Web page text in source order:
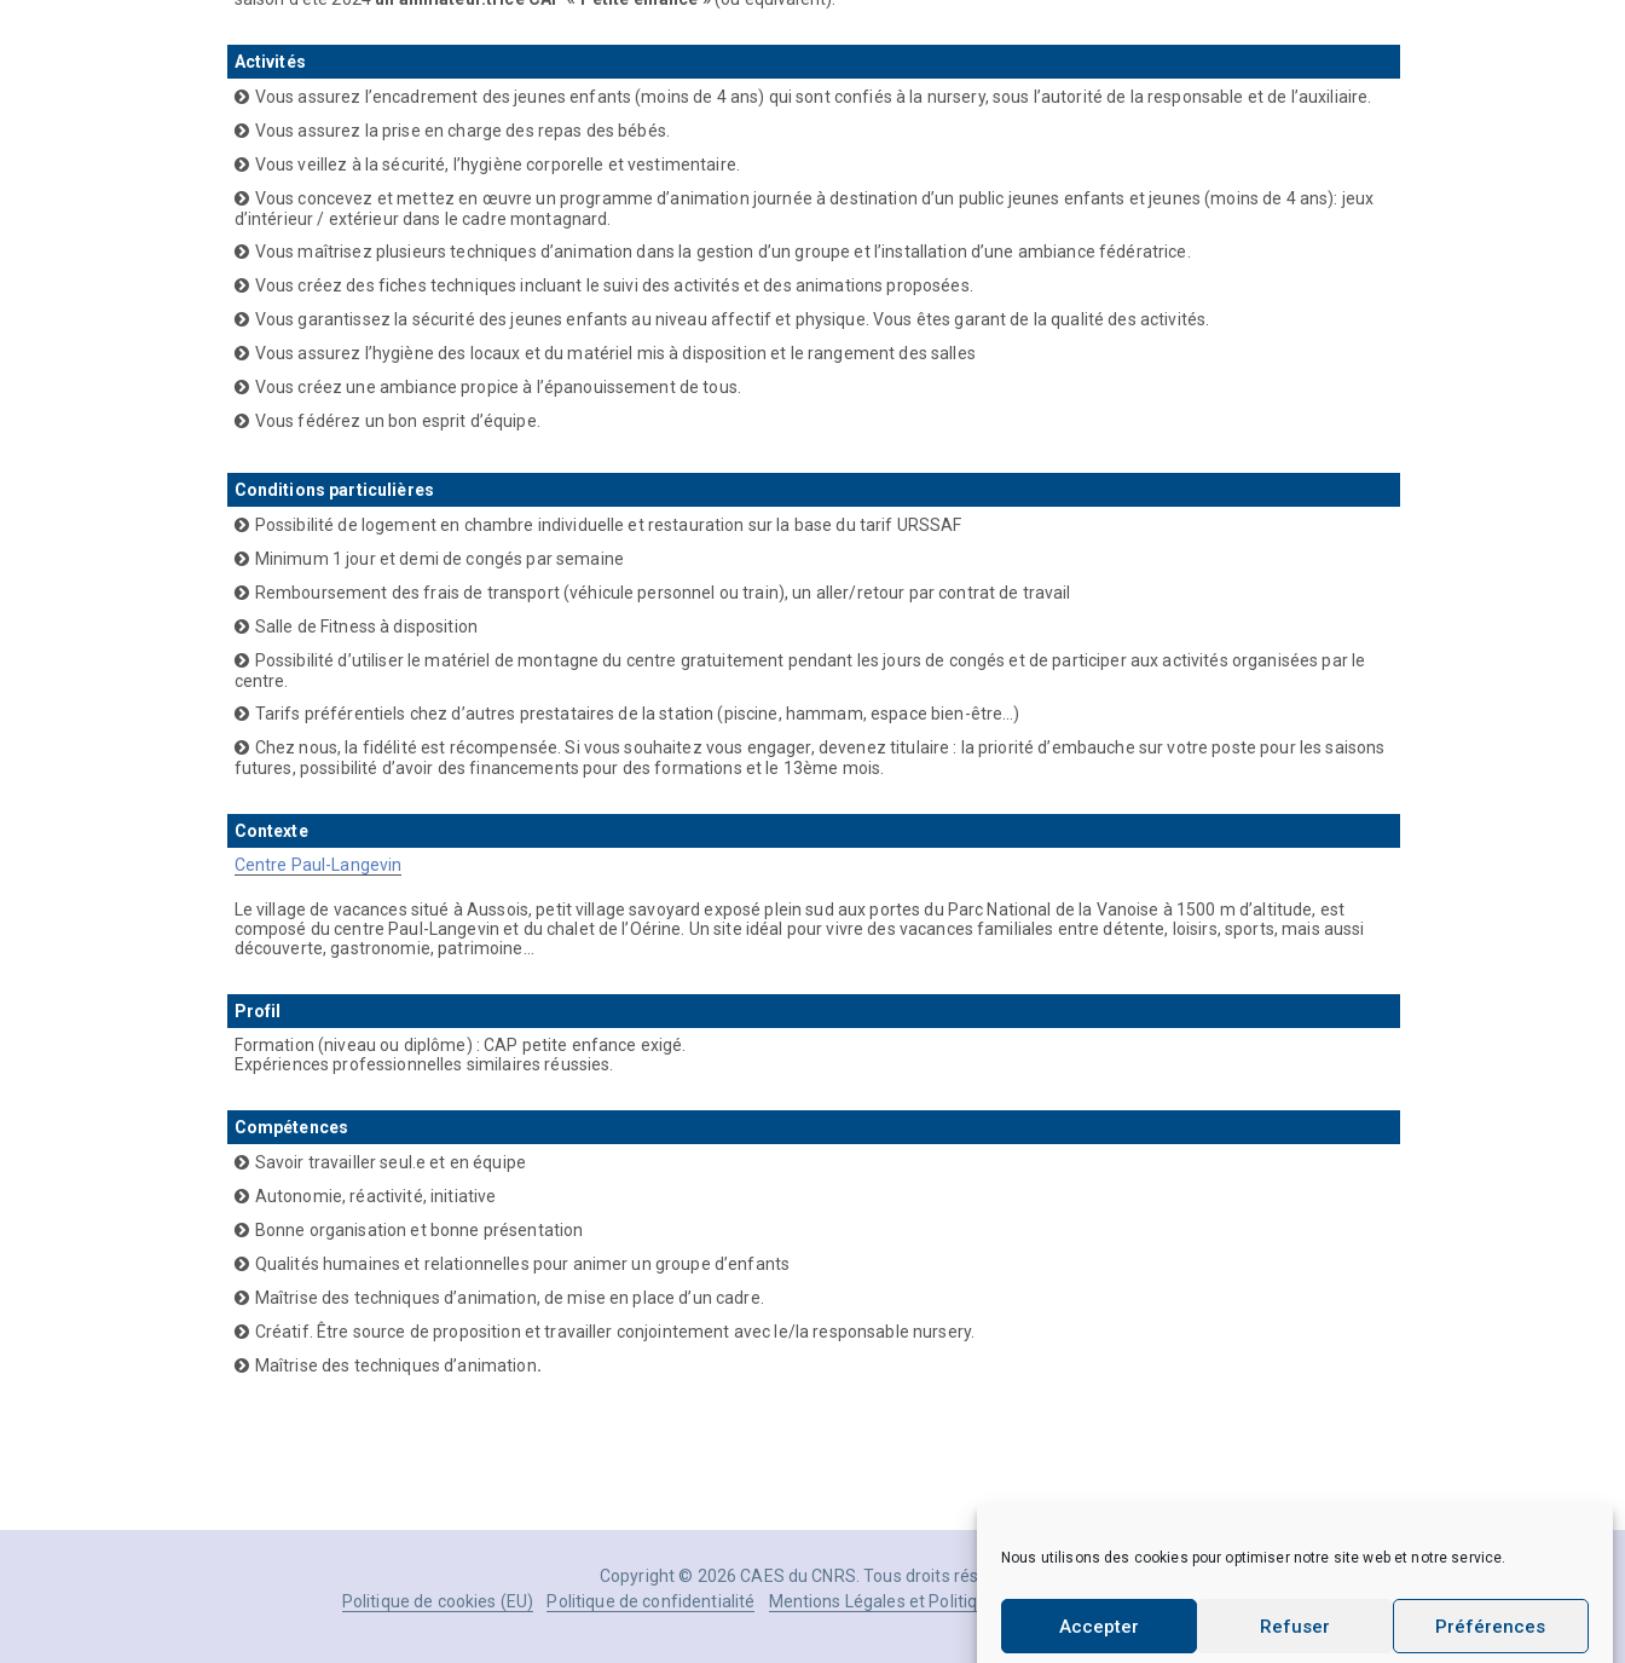
Nous utilisons des cookies pour optimiser notre site web et notre service.
Accepter Refuser Préférences
Activités
Vous assurez l’encadrement des jeunes enfants (moins de 4 ans) qui sont confiés à la nursery, sous l’autorité de la responsable et de l’auxiliaire.
Vous assurez la prise en charge des repas des bébés.
Vous veillez à la sécurité, l’hygiène corporelle et vestimentaire.
Vous concevez et mettez en œuvre un programme d’animation journée à destination d’un public jeunes enfants et jeunes (moins de 4 ans): jeux
d’intérieur / extérieur dans le cadre montagnard.
Vous maîtrisez plusieurs techniques d’animation dans la gestion d’un groupe et l’installation d’une ambiance fédératrice.
Vous créez des fiches techniques incluant le suivi des activités et des animations proposées.
Vous garantissez la sécurité des jeunes enfants au niveau affectif et physique. Vous êtes garant de la qualité des activités.
Vous assurez l’hygiène des locaux et du matériel mis à disposition et le rangement des salles
Vous créez une ambiance propice à l’épanouissement de tous.
Vous fédérez un bon esprit d’équipe.
Conditions particulières
Possibilité de logement en chambre individuelle et restauration sur la base du tarif URSSAF
Minimum 1 jour et demi de congés par semaine
Remboursement des frais de transport (véhicule personnel ou train), un aller/retour par contrat de travail
Salle de Fitness à disposition
Possibilité d’utiliser le matériel de montagne du centre gratuitement pendant les jours de congés et de participer aux activités organisées par le
centre.
Tarifs préférentiels chez d’autres prestataires de la station (piscine, hammam, espace bien-être…)
Chez nous, la fidélité est récompensée. Si vous souhaitez vous engager, devenez titulaire : la priorité d’embauche sur votre poste pour les saisons
futures, possibilité d’avoir des financements pour des formations et le 13ème mois.
Contexte
Centre Paul-Langevin
Le village de vacances situé à Aussois, petit village savoyard exposé plein sud aux portes du Parc National de la Vanoise à 1500 m d’altitude, est
composé du centre Paul-Langevin et du chalet de l’Oérine. Un site idéal pour vivre des vacances familiales entre détente, loisirs, sports, mais aussi
découverte, gastronomie, patrimoine…
Profil
Formation (niveau ou diplôme) : CAP petite enfance exigé.
Expériences professionnelles similaires réussies.
Compétences
Savoir travailler seul.e et en équipe
Autonomie, réactivité, initiative
Bonne organisation et bonne présentation
Qualités humaines et relationnelles pour animer un groupe d’enfants
Maîtrise des techniques d’animation, de mise en place d’un cadre.
Créatif. Être source de proposition et travailler conjointement avec le/la responsable nursery.
Maîtrise des techniques d’animation.
Copyright © 2026 CAES du CNRS. Tous droits réservés.
Politique de cookies (EU)
Politique de confidentialité Mentions Légales et Politique des données personnelles